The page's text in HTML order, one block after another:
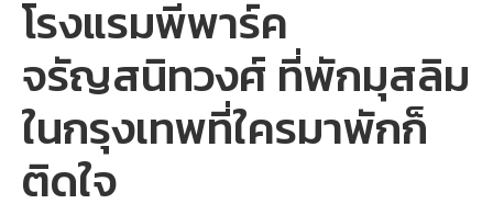
โรงแรมพีพาร์ค
จรัญสนิทวงศ์ ที่พักมุสลิม
ในกรุงเทพที่ใครมาพักก็
ติดใจ